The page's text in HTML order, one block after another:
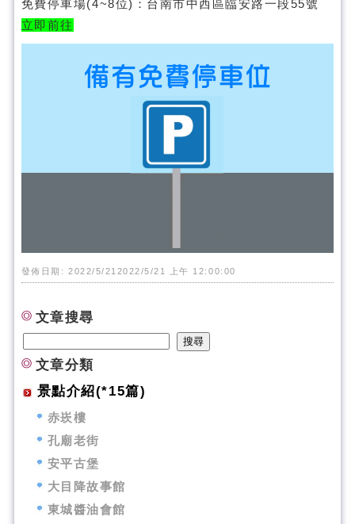
免費停車場(4~8位)：台南市中西區臨安路一段55號
立即前往
發佈日期: 2022/5/212022/5/21 上午 12:00:00
文章搜尋
文章分類
景點介紹(*15篇)
赤崁樓
孔廟老街
安平古堡
大目降故事館
東城醬油會館